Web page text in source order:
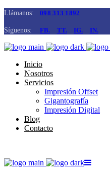
Llámanos: 098 313 1892
Síguenos: FB. TT. IG. IN.
Inicio
Nosotros
Servicios
Impresión Offset
Gigantografía
Impresión Digital
Blog
Contacto